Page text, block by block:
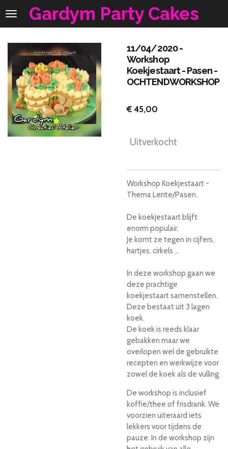
Ga
de
hoofdinhoud
Gardym Party Cakes
11/04/2020 -
Workshop
Koekjestaart - Pasen -
OCHTENDWORKSHOP
€ 45,00
Uitverkocht
Workshop Koekjestaart -
Thema Lente/Pasen.
De koekjestaart blijft
enorm populair.
Je komt ze tegen in cijfers,
hartjes, cirkels …
In deze workshop gaan we
deze prachtige
koekjestaart samenstellen.
Deze bestaat uit 3 lagen
koek.
De koek is reeds klaar
gebakken maar we
overlopen wel de gebruikte
recepten en werkwijze voor
zowel de koek als de vulling.
De workshop is inclusief
koffie/thee of frisdrank. We
voorzien uiteraard iets
lekkers voor tijdens de
pauze. In de workshop zijn